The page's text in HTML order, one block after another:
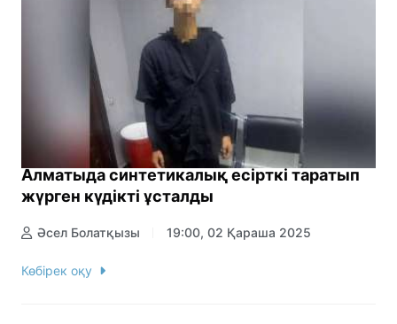
Алматыда синтетикалық есірткі таратып
жүрген күдікті ұсталды
Әсел Болатқызы 19:00, 02 Қараша 2025
Көбірек оқу